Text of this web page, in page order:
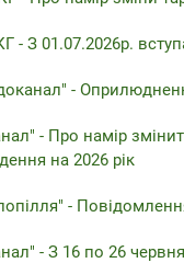
- З 01.07.2026р.
-
- Про намір
на 2026 рік
-
- З 16 по 26